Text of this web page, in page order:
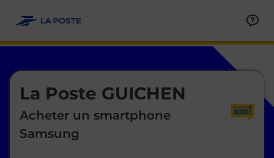
La Poste GUICHEN
Acheter un smartphone
Samsung
Le lien s'ouvre dans un nouvel onglet